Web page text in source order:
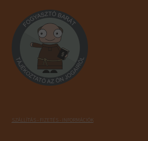
SZÁLLÍTÁS - FIZETÉS - INFORMÁCIÓK